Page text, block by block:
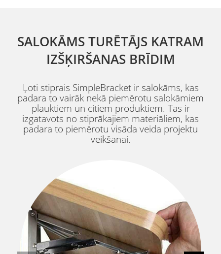
SALOKĀMS TURĒTĀJS KATRAM
IZŠĶIRŠANAS BRĪDIM
Ļoti stiprais SimpleBracket ir salokāms, kas
padara to vairāk nekā piemērotu salokāmiem
plauktiem un citiem produktiem. Tas ir
izgatavots no stiprākajiem materiāliem, kas
padara to piemērotu visāda veida projektu
veikšanai.